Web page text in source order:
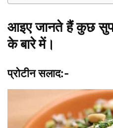
आइए जानते हैं कुछ
के बारे में।
प्रोटीन सलाद:-